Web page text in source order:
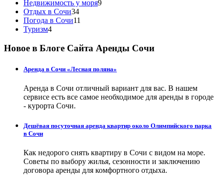
Недвижимость у моря9
Отдых в Сочи34
Погода в Сочи11
Туризм4
Новое в Блоге Сайта Аренды Сочи
Аренда в Сочи «Лесная поляна»
Аренда в Сочи отличный вариант для вас. В нашем
сервисе есть все самое необходимое для аренды в городе
- курорта Сочи.
Дешёвая посуточная аренда квартир около Олимпийского парка
в Сочи
Как недорого снять квартиру в Сочи с видом на море.
Советы по выбору жилья, сезонности и заключению
договора аренды для комфортного отдыха.